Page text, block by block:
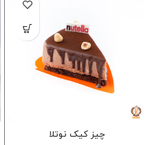
چیز کیک نوتلا